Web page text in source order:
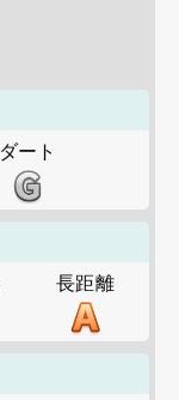
ダート
長距離